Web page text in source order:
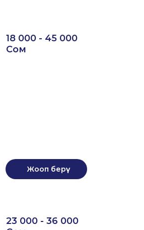
18 000 - 45 000
Сом
Жооп берүү
23 000 - 36 000